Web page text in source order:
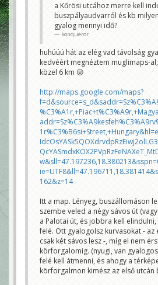
a Kőrösi utcához merre kell
buszpályaudvarról és kb
gyalog mennyi idő?
konqueror
huhúúú hát az elég vad távolság
kedvéért megnéztem muglimaps-
közel 6 km 😛
http://maps.google.com/maps?
162&z=14
Itt a map. Lényeg, buszállomáson
szembe veled a négy sávos út
a Palotai út, és jobbra kell elindulni,
felé. Ott gyalogolsz kurvasokat - az
csak két sávos lesz -, míg el nem
körforgalomig. (nyugi, van
felé kell átmenni, és ahogy a
körforgalmon kimész az első utcán